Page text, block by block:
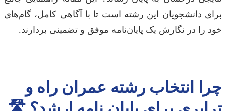
برای دانشجویان این رشته است تا با آگاهی کامل، گام‌های
خود را در نگارش یک پایان‌نامه موفق و تضمینی بردارند.
چرا انتخاب رشته عمران راه و